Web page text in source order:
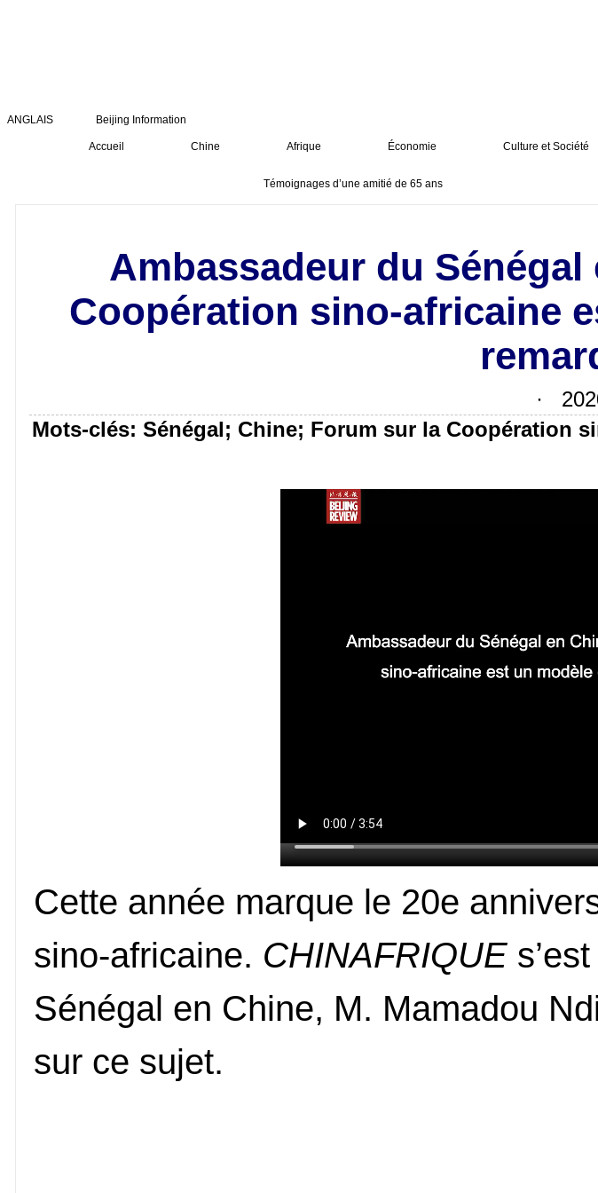
ANGLAIS Beijing Information
Accueil Chine Afrique Économie Culture et Société
Témoignages d’une amitié de 65 ans
Ambassadeur du
Coopération sino-africaine
·
Mots-clés: Sénégal; Chine; Forum sur la Coopération
Cette année marque le 20e
sino-africaine. CHINAFRIQUE
Sénégal en Chine, M. Mamadou
sur ce sujet.